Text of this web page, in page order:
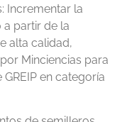
Incrementar la
partir de la
alta calidad,
Minciencias para
en categoría